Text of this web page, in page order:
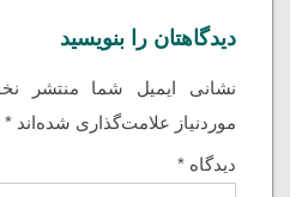
دیدگاهتان را بنویسید
نشانی ایمیل شما منتشر
موردنیاز علامت‌گذاری شده‌اند *
دیدگاه *